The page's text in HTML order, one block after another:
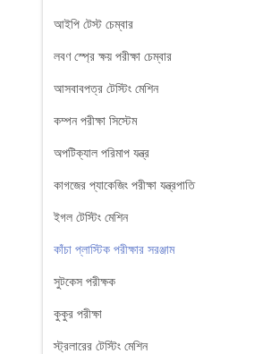
আইপি টেস্ট চেম্বার
লবণ স্প্রে ক্ষয় পরীক্ষা চেম্বার
আসবাবপত্র টেস্টিং মেশিন
কম্পন পরীক্ষা সিস্টেম
অপটিক্যাল পরিমাপ যন্ত্র
কাগজের প্যাকেজিং পরীক্ষা যন্ত্রপাতি
ইগল টেস্টিং মেশিন
কাঁচা প্লাস্টিক পরীক্ষার সরঞ্জাম
সুটকেস পরীক্ষক
কুকুর পরীক্ষা
স্ট্রলারের টেস্টিং মেশিন